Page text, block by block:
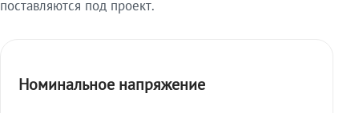
поставляются под проект.
Номинальное напряжение